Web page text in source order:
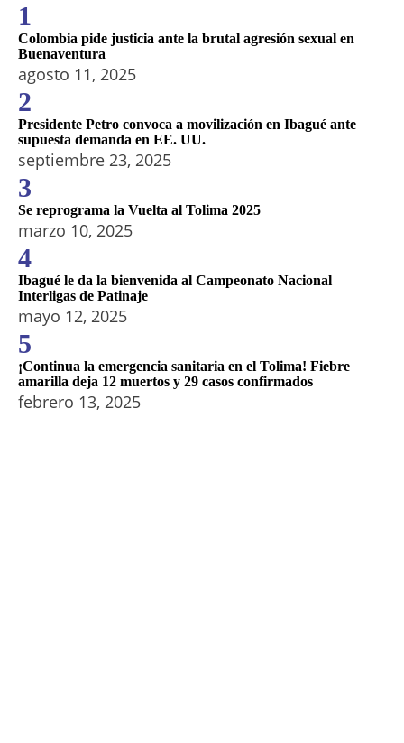
1
Colombia pide justicia ante la brutal agresión sexual en
Buenaventura
agosto 11, 2025
2
Presidente Petro convoca a movilización en Ibagué ante
supuesta demanda en EE. UU.
septiembre 23, 2025
3
Se reprograma la Vuelta al Tolima 2025
marzo 10, 2025
4
Ibagué le da la bienvenida al Campeonato Nacional
Interligas de Patinaje
mayo 12, 2025
5
¡Continua la emergencia sanitaria en el Tolima! Fiebre
amarilla deja 12 muertos y 29 casos confirmados
febrero 13, 2025